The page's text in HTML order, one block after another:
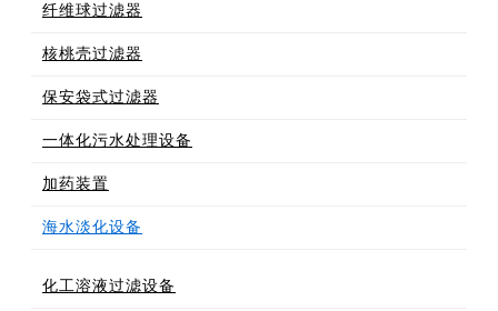
纤维球过滤器
核桃壳过滤器
保安袋式过滤器
一体化污水处理设备
加药装置
海水淡化设备
化工溶液过滤设备